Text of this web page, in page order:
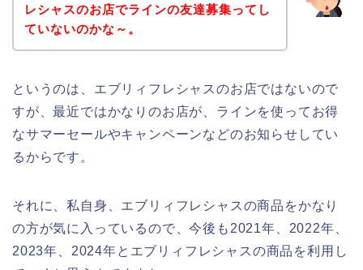
レシャスのお店でラインの友達募集ってし
ていないのかな～。
というのは、エブリィフレシャスのお店ではないので
すが、最近ではかなりのお店が、ラインを使ってお得
なサマーセールやキャンペーンなどのお知らせしてい
るからです。
それに、私自身、エブリィフレシャスの商品をかなり
の方が気に入っているので、今後も2021年、2022年、
2023年、2024年とエブリィフレシャスの商品を利用し